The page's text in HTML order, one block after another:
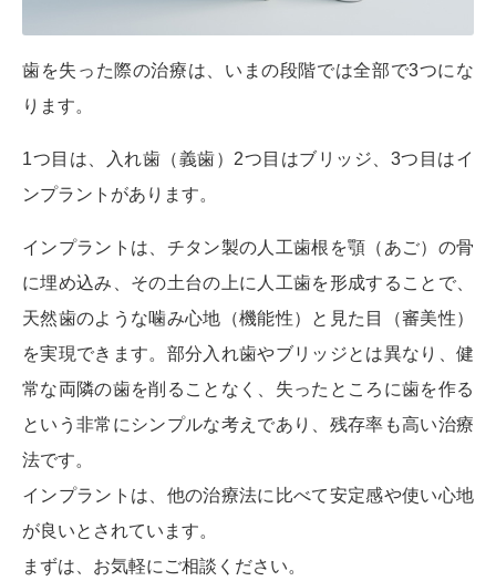
歯を失った際の治療は、いまの段階では全部で3つにな
ります。
1つ目は、入れ歯（義歯）2つ目はブリッジ、3つ目はイ
ンプラントがあります。
インプラントは、チタン製の人工歯根を顎（あご）の骨
に埋め込み、その土台の上に人工歯を形成することで、
天然歯のような噛み心地（機能性）と見た目（審美性）
を実現できます。部分入れ歯やブリッジとは異なり、健
常な両隣の歯を削ることなく、失ったところに歯を作る
という非常にシンプルな考えであり、残存率も高い治療
法です。
インプラントは、他の治療法に比べて安定感や使い心地
が良いとされています。
まずは、お気軽にご相談ください。